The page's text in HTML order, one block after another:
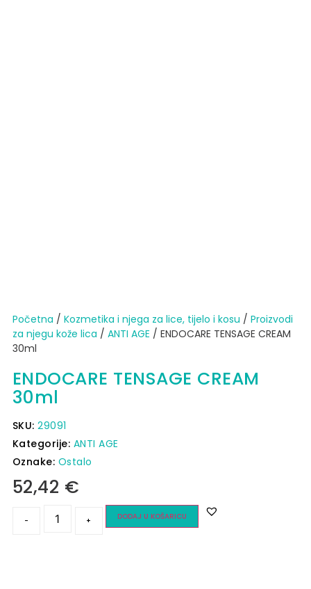
Početna / Kozmetika i njega za lice, tijelo i kosu / Proizvodi
za njegu kože lica / ANTI AGE / ENDOCARE TENSAGE CREAM
30ml
ENDOCARE TENSAGE CREAM
30ml
SKU:29091
Kategorije: ANTI AGE
Oznake: Ostalo
52,42 €
- + DODAJ U KOŠARICU